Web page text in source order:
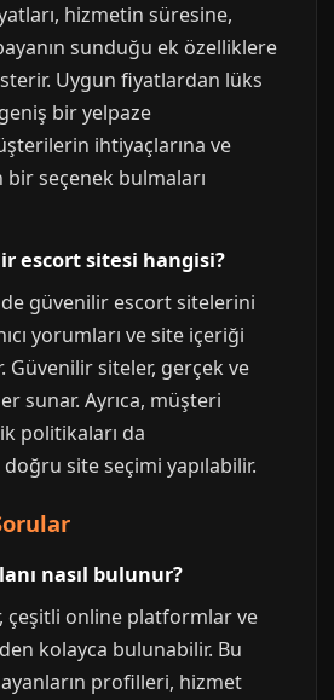
hizmetin süresine,
sunduğu ek özelliklere
Uygun fiyatlardan lüks
bir yelpaze
ihtiyaçlarına ve
seçenek bulmaları
escort sitesi hangisi?
güvenilir escort sitelerini
yorumları ve site içeriği
siteler, gerçek ve
sunar. Ayrıca, müşteri
politikaları da
site seçimi yapılabilir.
nasıl bulunur?
çeşitli online platformlar ve
kolayca bulunabilir. Bu
profilleri, hizmet